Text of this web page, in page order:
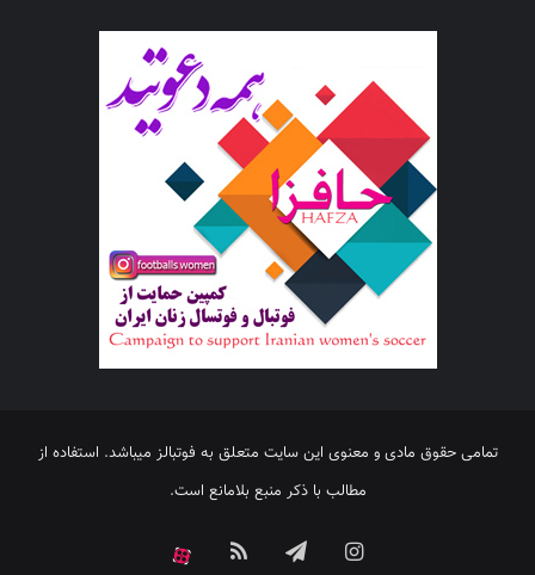
تمامی حقوق مادی و معنوی این سایت متعلق به فوتبالز میباشد. استفاده از
مطالب با ذکر منبع بلامانع است.
اینستاگرامتلگرام خوراک